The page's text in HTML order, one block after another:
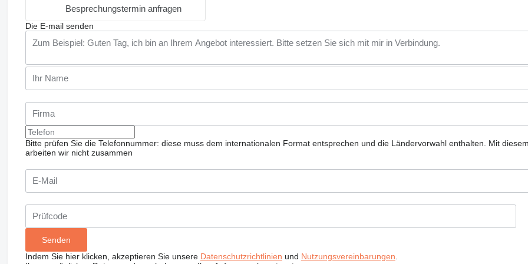
Besprechungstermin anfragen
Die E-mail senden
Bitte prüfen Sie die Telefonnummer: diese muss dem internationalen Format entsprechen und die Ländervorwahl enthalten.
Mit
arbeiten wir nicht zusammen
Indem Sie hier klicken, akzeptieren Sie unsere Datenschutzrichtlinien und Nutzungsvereinbarungen